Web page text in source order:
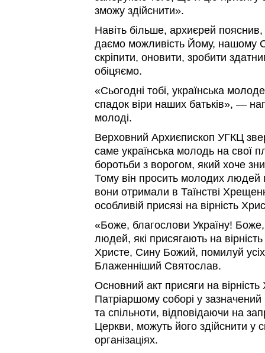
зможу здійснити».
Навіть більше, архиєрей
даємо можливість Йому, нашому
скріпити, оновити, зробити
обіцяємо.
«Сьогодні тобі, українська
спадок віри наших батьків», —
молоді.
Верховний Архиєпископ УГКЦ
саме українська молодь на свої
боротьби з ворогом, який хоче
Тому він просить молодих людей
вони отримали в Таїнстві
особливій присязі на вірність
«Боже, благослови Україну!
людей, які присягають на
Христе, Сину Божий, помилуй
Блаженніший Святослав.
Основний акт присяги на вірність
Патріаршому соборі у зазначений
та спільноти, відповідаючи на
Церкви, можуть його здійснити у
організаціях.